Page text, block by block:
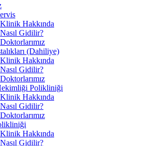
Klinik Hakkında
Nasıl Gidilir?
Doktorlarımız
(Dahiliye)
Klinik Hakkında
Nasıl Gidilir?
Doktorlarımız
Polikliniği
Klinik Hakkında
Nasıl Gidilir?
Doktorlarımız
Klinik Hakkında
Nasıl Gidilir?